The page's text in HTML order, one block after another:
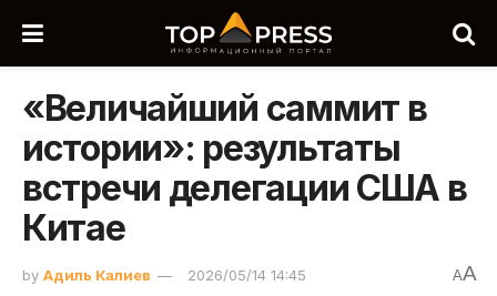
«Величайший саммит в
истории»: результаты
встречи делегации США в
Китае
by Адиль Калиев 2026/05/14 14:45 AA